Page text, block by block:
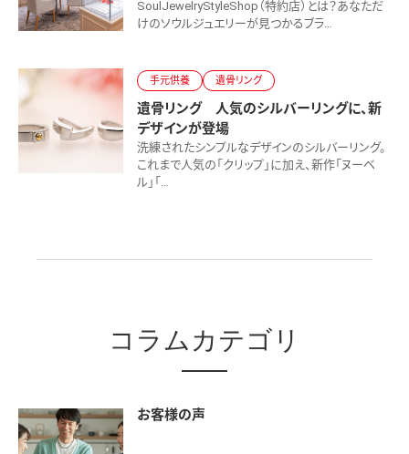
SoulJewelryStyleShop（特約店）とは？あなただ
けのソウルジュエリーが見つかるブラ…
手元供養 遺骨リング
遺骨リング 人気のシルバーリングに、新
デザインが登場
洗練されたシンプルなデザインのシルバーリング。
これまで人気の「クリップ」に加え、新作「ヌーベ
ル」「…
コラムカテゴリ
お客様の声